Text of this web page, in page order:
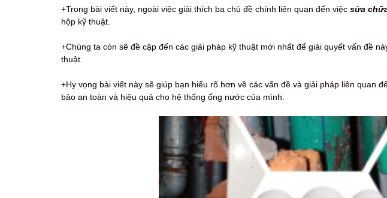
+Trong bài viết này, ngoài việc giải thích ba chủ đề chính liên quan đến việc sửa
hộp kỹ thuật.
+Chúng ta còn sẽ đề cập đến các giải pháp kỹ thuật mới nhất để giải quyết vấn đề
thuật.
+Hy vọng bài viết này sẽ giúp bạn hiểu rõ hơn về các vấn đề và giải pháp liên quan
bảo an toàn và hiệu quả cho hệ thống ống nước của mình.